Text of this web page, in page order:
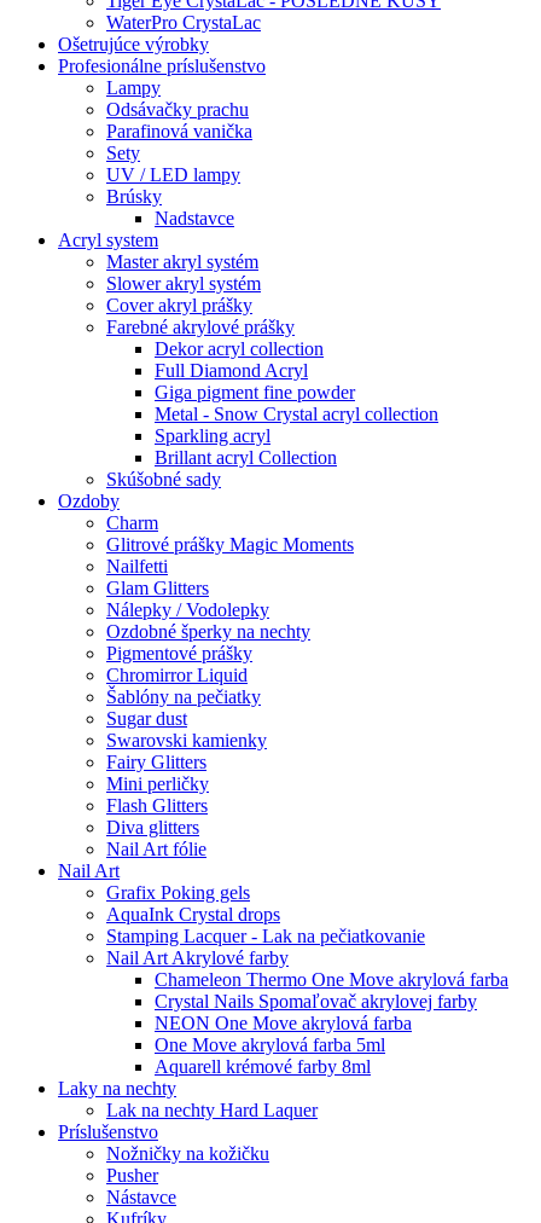
WaterPro CrystaLac
Ošetrujúce výrobky
Profesionálne príslušenstvo
Lampy
Odsávačky prachu
Parafinová vanička
Sety
UV / LED lampy
Brúsky
Nadstavce
Acryl system
Master akryl systém
Slower akryl systém
Cover akryl prášky
Farebné akrylové prášky
Dekor acryl collection
Full Diamond Acryl
Giga pigment fine powder
Metal - Snow Crystal acryl collection
Sparkling acryl
Brillant acryl Collection
Skúšobné sady
Ozdoby
Charm
Glitrové prášky Magic Moments
Nailfetti
Glam Glitters
Nálepky / Vodolepky
Ozdobné šperky na nechty
Pigmentové prášky
Chromirror Liquid
Šablóny na pečiatky
Sugar dust
Swarovski kamienky
Fairy Glitters
Mini perličky
Flash Glitters
Diva glitters
Nail Art fólie
Nail Art
Grafix Poking gels
AquaInk Crystal drops
Stamping Lacquer - Lak na pečiatkovanie
Nail Art Akrylové farby
Chameleon Thermo One Move akrylová farba
Crystal Nails Spomaľovač akrylovej farby
NEON One Move akrylová farba
One Move akrylová farba 5ml
Aquarell krémové farby 8ml
Laky na nechty
Lak na nechty Hard Laquer
Príslušenstvo
Nožničky na kožičku
Pusher
Nástavce
Kufríky